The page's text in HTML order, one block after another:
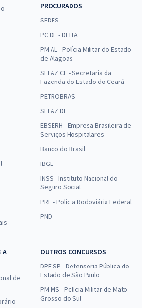
PROCURADOS
SEDES
PC DF - DELTA
PM AL - Polícia Militar do Estado
de Alagoas
SEFAZ CE - Secretaria da
Fazenda do Estado do Ceará
PETROBRAS
SEFAZ DF
EBSERH - Empresa Brasileira de
Serviços Hospitalares
Banco do Brasil
IBGE
INSS - Instituto Nacional do
Seguro Social
PRF - Polícia Rodoviária Federal
PND
A
de
OUTROS CONCURSOS
DPE SP - Defensoria Pública do
Estado de São Paulo
PM MS - Polícia Militar de Mato
Grosso do Sul